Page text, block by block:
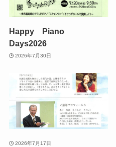
Happy Piano
Days2026
2026年7月30日
2026年7月17日